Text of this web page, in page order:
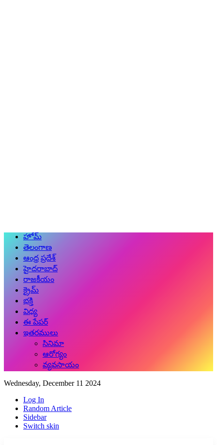
హోమ్
తెలంగాణ
ఆంధ్ర ప్రదేశ్
హైదరాబాద్
రాజకీయం
క్రైమ్
భక్తి
విధ్య
ఈ పేపర్
ఇతరములు
సినిమా
ఆరోగ్యం
వ్యవసాయం
Wednesday, December 11 2024
Log In
Random Article
Sidebar
Switch skin